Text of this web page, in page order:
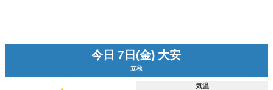
今日 7日(金) 大安
立秋
気温